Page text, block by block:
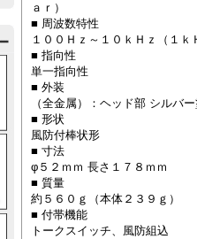
ａｒ）
■ 周波数特性
１００Ｈｚ～１０ｋＨｚ（１
■ 指向性
単一指向性
■ 外装
（全金属）：ヘッド部 シルバ
■ 形状
風防付棒状形
■ 寸法
φ５２ｍｍ 長さ１７８ｍｍ
■ 質量
約５６０ｇ（本体２３９ｇ）
■ 付帯機能
トークスイッチ、風防組込